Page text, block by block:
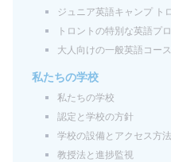
ジュニア英語キャンプ ト
トロントの特別な英語プ
大人向けの一般英語コース
私たちの学校
私たちの学校
認定と学校の方針
学校の設備とアクセス方法
教授法と進捗監視